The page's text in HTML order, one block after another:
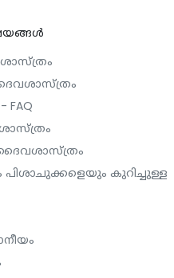
പിശാചുക്കളെയും കുറിച്ചുള്ള